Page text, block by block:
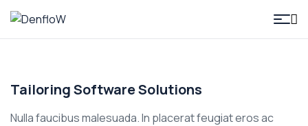
DenfloW
Tailoring Software Solutions
Nulla faucibus malesuada. In placerat feugiat eros ac